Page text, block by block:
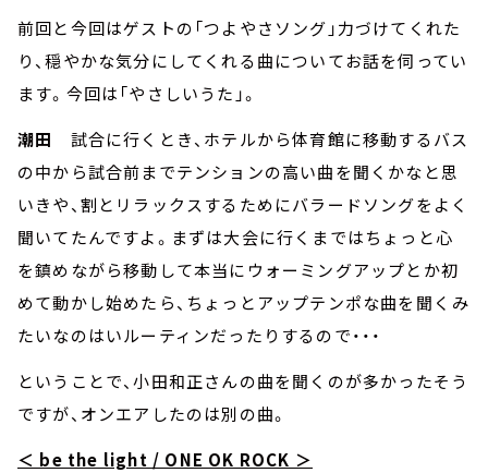
前回と今回はゲストの「つよやさソング」力づけてくれた
り、穏やかな気分にしてくれる曲についてお話を伺ってい
ます。今回は「やさしいうた」。
潮田
試合に行くとき、ホテルから体育館に移動するバス
の中から試合前までテンションの高い曲を聞くかなと思
いきや、割とリラックスするためにバラードソングをよく
聞いてたんですよ。まずは大会に行くまではちょっと心
を鎮めながら移動して本当にウォーミングアップとか初
めて動かし始めたら、ちょっとアップテンポな曲を聞くみ
たいなのはいルーティンだったりするので・・・
ということで、小田和正さんの曲を聞くのが多かったそう
ですが、オンエアしたのは別の曲。
＜ be the light / ONE OK ROCK ＞